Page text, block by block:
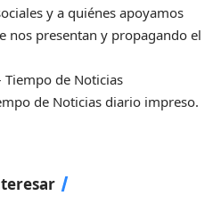
y a quiénes apoyamos
nos presentan y propagando el
Tiempo de Noticias
de Noticias diario impreso.